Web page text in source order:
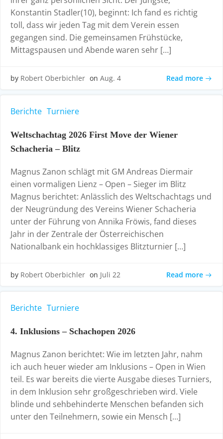
Konstantin Stadler(10), beginnt: Ich fand es richtig
toll, dass wir jeden Tag mit dem Verein essen
gegangen sind. Die gemeinsamen Frühstücke,
Mittagspausen und Abende waren sehr […]
by Robert Oberbichler on Aug. 4 Read more
Berichte Turniere
Weltschachtag 2026 First Move der Wiener
Schacheria – Blitz
Magnus Zanon schlägt mit GM Andreas Diermair
einen vormaligen Lienz – Open – Sieger im Blitz
Magnus berichtet: Anlässlich des Weltschachtags und
der Neugründung des Vereins Wiener Schacheria
unter der Führung von Annika Fröwis, fand dieses
Jahr in der Zentrale der Österreichischen
Nationalbank ein hochklassiges Blitzturnier […]
by Robert Oberbichler on Juli 22 Read more
Berichte Turniere
4. Inklusions – Schachopen 2026
Magnus Zanon berichtet: Wie im letzten Jahr, nahm
ich auch heuer wieder am Inklusions – Open in Wien
teil. Es war bereits die vierte Ausgabe dieses Turniers,
in dem Inklusion sehr großgeschrieben wird. Viele
blinde und sehbehinderte Menschen befanden sich
unter den Teilnehmern, sowie ein Mensch […]